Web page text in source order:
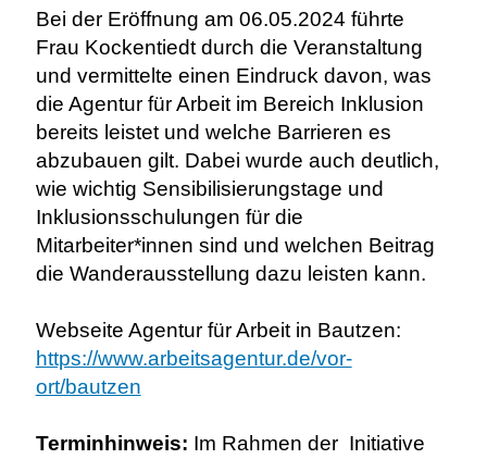
Bei der Eröffnung am 06.05.2024 führte
Frau Kockentiedt durch die Veranstaltung
und vermittelte einen Eindruck davon, was
die Agentur für Arbeit im Bereich Inklusion
bereits leistet und welche Barrieren es
abzubauen gilt. Dabei wurde auch deutlich,
wie wichtig Sensibilisierungstage und
Inklusionsschulungen für die
Mitarbeiter*innen sind und welchen Beitrag
die Wanderausstellung dazu leisten kann.
Webseite Agentur für Arbeit in Bautzen:
https://www.arbeitsagentur.de/vor-
ort/bautzen
Terminhinweis: Im Rahmen der Initiative